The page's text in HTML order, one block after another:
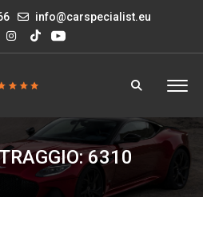
info@carspecialist.eu
6310